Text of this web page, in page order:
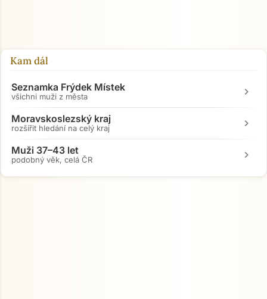
Kam dál
Seznamka Frýdek Místek
všichni muži z města chevron_right
Moravskoslezský kraj
rozšířit hledání na celý kraj chevron_right
Muži 37–43 let
podobný věk, celá ČR chevron_right